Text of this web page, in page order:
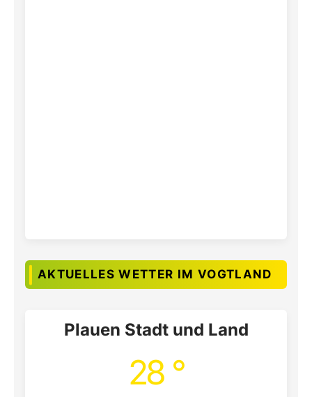
AKTUELLES WETTER IM VOGTLAND
Plauen Stadt und Land
28 °